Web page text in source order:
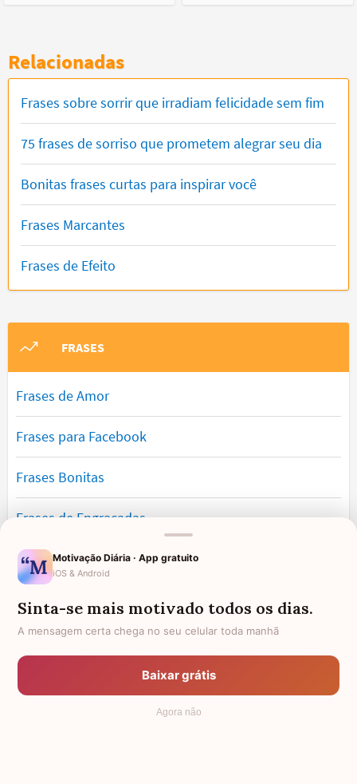
Relacionadas
Frases sobre sorrir que irradiam felicidade sem fim
75 frases de sorriso que prometem alegrar seu dia
Bonitas frases curtas para inspirar você
Frases Marcantes
Frases de Efeito
FRASES
Frases de Amor
Frases para Facebook
Frases Bonitas
Frases de Engraçadas
Frases Românticas
Frases de Reflexão
Frases Lindas
Motivação Diária · App gratuito
iOS & Android
Sinta-se mais motivado todos os dias.
A mensagem certa chega no seu celular toda manhã
Baixar grátis
Agora não